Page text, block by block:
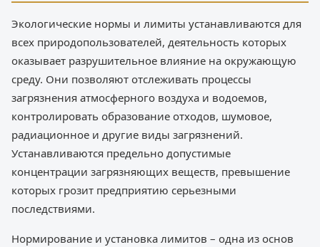
Экологические нормы и лимиты устанавливаются для
всех природопользователей, деятельность которых
оказывает разрушительное влияние на окружающую
среду. Они позволяют отслеживать процессы
загрязнения атмосферного воздуха и водоемов,
контролировать образование отходов, шумовое,
радиационное и другие виды загрязнений.
Устанавливаются предельно допустимые
концентрации загрязняющих веществ, превышение
которых грозит предприятию серьезными
последствиями.
Нормирование и установка лимитов – одна из основ